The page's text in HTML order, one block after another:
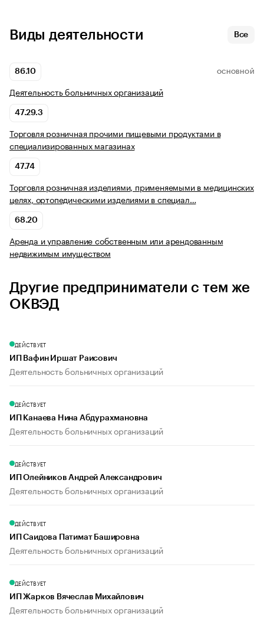
Виды деятельности Все
86.10 ОСНОВНОЙ
Деятельность больничных организаций
47.29.3
Торговля розничная прочими пищевыми продуктами в
специализированных магазинах
47.74
Торговля розничная изделиями, применяемыми в медицинских
целях, ортопедическими изделиями в специал…
68.20
Аренда и управление собственным или арендованным
недвижимым имуществом
Другие предприниматели с тем же
ОКВЭД
ДЕЙСТВУЕТ
ИП Вафин Иршат Раисович
Деятельность больничных организаций
ДЕЙСТВУЕТ
ИП Канаева Нина Абдурахмановна
Деятельность больничных организаций
ДЕЙСТВУЕТ
ИП Олейников Андрей Александрович
Деятельность больничных организаций
ДЕЙСТВУЕТ
ИП Саидова Патимат Башировна
Деятельность больничных организаций
ДЕЙСТВУЕТ
ИП Жарков Вячеслав Михайлович
Деятельность больничных организаций